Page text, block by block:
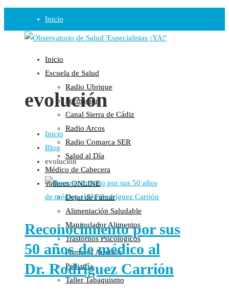
Inicio
Observatorio
Opinión
Radio
Guadalinfo Salud
Radio Guadalete
COPE Pontevedra
Salud en Radio Ubrique
Salud en Verano
Plataforma
Manifiestos
Comunicados
En nuestra Web
Colaboraciones
Cartas al Director
Medios de Comunicación
Otros
Inicio
Escuela de Salud
Radio Ubrique
Formación
Canal Sierra de Cádiz
Radio Arcos
Radio Comarca SER
Salud al Día
Médico de Cabecera
Talleres ONLINE
Dejar de Fumar
Alimentación Saludable
Manipulador Alimentos
Trastornos Psicológicos
Primeros Auxilios
Pediatría
Taller Tabaquismo
evolución
Inicio
Blog
evolución
Reconocimiento por sus
50 años de médico al
Dr. Rodríguez Carrión